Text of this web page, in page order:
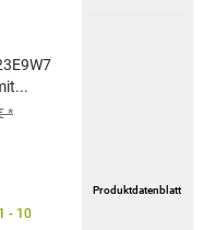
*
Produktdatenblatt
- 10